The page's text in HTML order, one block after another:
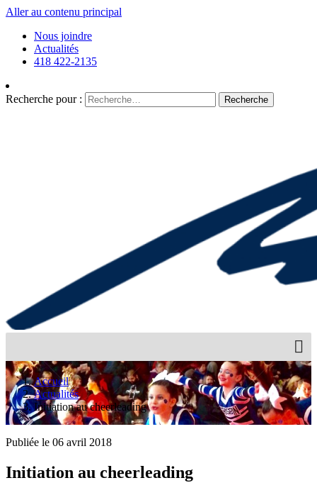
Aller au contenu principal
Nous joindre
Actualités
418 422-2135
Recherche pour : Recherche
Accueil
Actualités
Initiation au cheerleading
Publiée le 06 avril 2018
Initiation au cheerleading